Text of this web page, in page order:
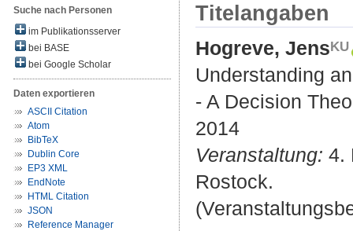
Suche nach Personen
im Publikationsserver
bei BASE
bei Google Scholar
Daten exportieren
ASCII Citation
Atom
BibTeX
Dublin Core
EP3 XML
EndNote
HTML Citation
JSON
Reference Manager
Titelangaben
Hogreve, Jens
Understanding
- A Decision
2014
Veranstaltung: 4.
Rostock.